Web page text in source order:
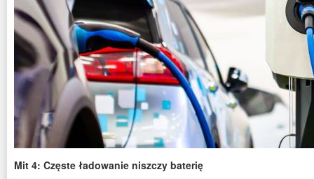
Mit 4: Częste ładowanie niszczy baterię